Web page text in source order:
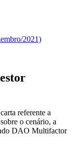
2021)
referente a
o cenário, a
DAO Multifactor